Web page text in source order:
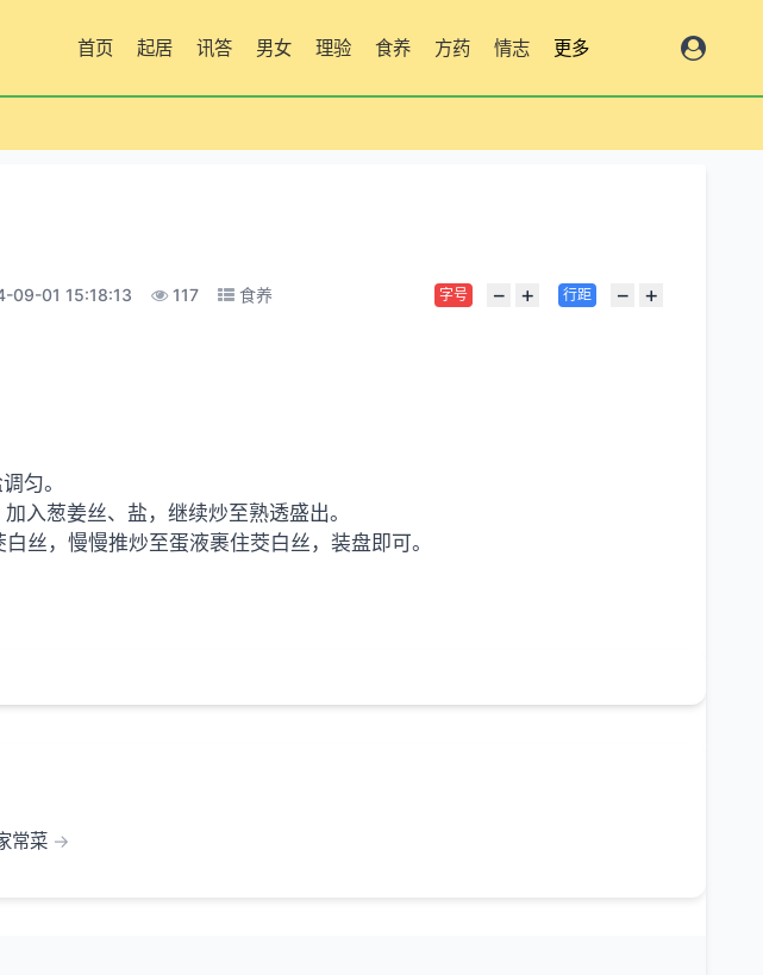
首页 起居 讯答 男女 理验 食养 方药 情志 更多
09-01 15:18:13 117 食养 字号 − + 行距 − +
匀。
入葱姜丝、盐，继续炒至熟透盛出。
丝，慢慢推炒至蛋液裹住茭白丝，装盘即可。
常菜